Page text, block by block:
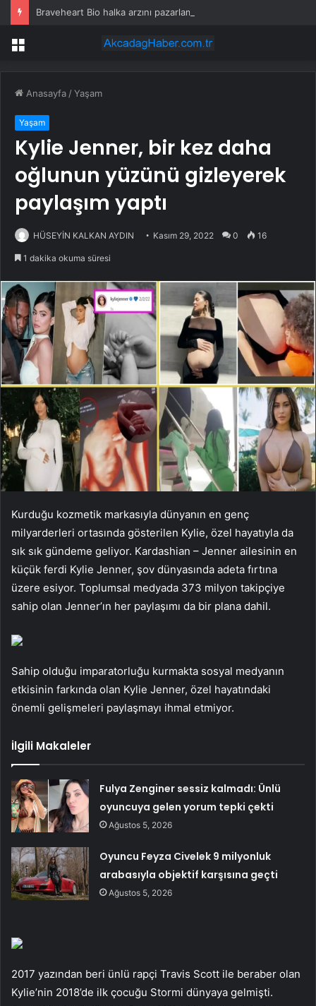
Menü
Anasayfa /Yaşam
Yaşam
Kylie Jenner, bir kez daha
oğlunun yüzünü gizleyerek
paylaşım yaptı
HÜSEYİN KALKAN AYDIN Kasım 29, 2022 0 16
1 dakika okuma süresi
Kurduğu kozmetik markasıyla dünyanın en genç
milyarderleri ortasında gösterilen Kylie, özel hayatıyla da
sık sık gündeme geliyor. Kardashian – Jenner ailesinin en
küçük ferdi Kylie Jenner, şov dünyasında adeta fırtına
üzere esiyor. Toplumsal medyada 373 milyon takipçiye
sahip olan Jenner’ın her paylaşımı da bir plana dahil.
Sahip olduğu imparatorluğu kurmakta sosyal medyanın
etkisinin farkında olan Kylie Jenner, özel hayatındaki
önemli gelişmeleri paylaşmayı ihmal etmiyor.
İlgili Makaleler
Fulya Zenginer sessiz kalmadı: Ünlü
oyuncuya gelen yorum tepki çekti
Ağustos 5, 2026
Oyuncu Feyza Civelek 9 milyonluk
arabasıyla objektif karşısına geçti
Ağustos 5, 2026
2017 yazından beri ünlü rapçi Travis Scott ile beraber olan
Kylie’nin 2018’de ilk çocuğu Stormi dünyaya gelmişti.